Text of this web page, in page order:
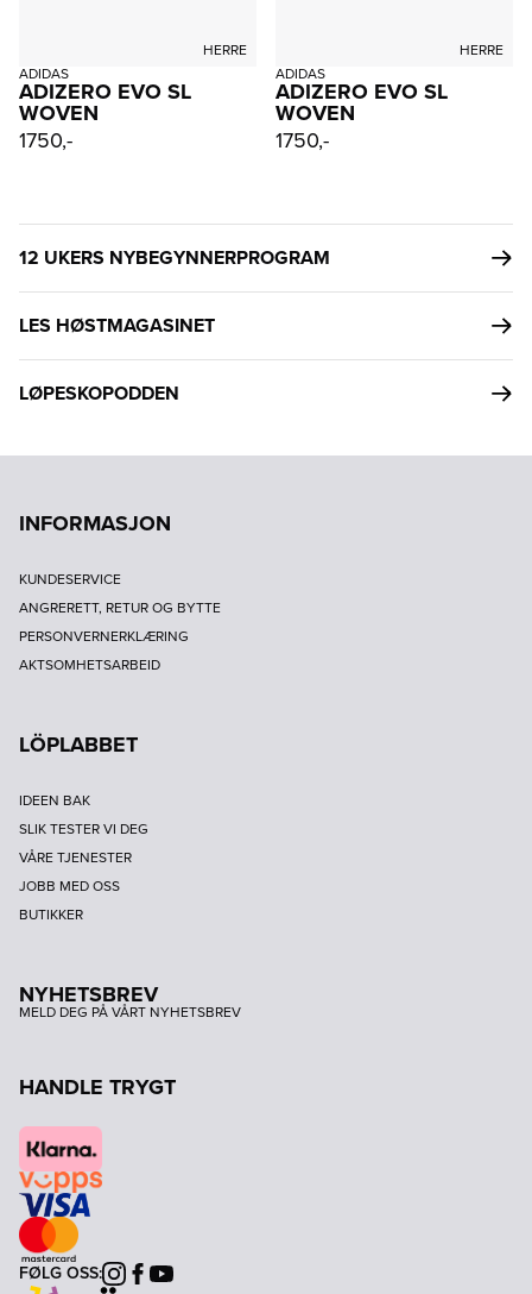
HERRE
ADIDAS
ADIZERO EVO SL
WOVEN
1750,-
HERRE
ADIDAS
ADIZERO EVO SL
WOVEN
1750,-
12 UKERS NYBEGYNNERPROGRAM
LES HØSTMAGASINET
LØPESKOPODDEN
INFORMASJON
KUNDESERVICE
ANGRERETT, RETUR OG BYTTE
PERSONVERNERKLÆRING
AKTSOMHETSARBEID
LÖPLABBET
IDEEN BAK
SLIK TESTER VI DEG
VÅRE TJENESTER
JOBB MED OSS
BUTIKKER
NYHETSBREV
MELD DEG PÅ VÅRT NYHETSBREV
HANDLE TRYGT
FØLG OSS:Instagram
Facebook
Youtube